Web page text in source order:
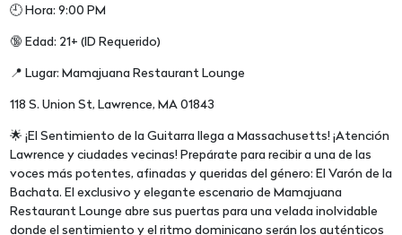
🕘 Hora: 9:00 PM
🔞 Edad: 21+ (ID Requerido)
📍 Lugar: Mamajuana Restaurant Lounge
118 S. Union St, Lawrence, MA 01843
🌟 ¡El Sentimiento de la Guitarra llega a Massachusetts! ¡Atención
Lawrence y ciudades vecinas! Prepárate para recibir a una de las
voces más potentes, afinadas y queridas del género: El Varón de la
Bachata. El exclusivo y elegante escenario de Mamajuana
Restaurant Lounge abre sus puertas para una velada inolvidable
donde el sentimiento y el ritmo dominicano serán los auténticos